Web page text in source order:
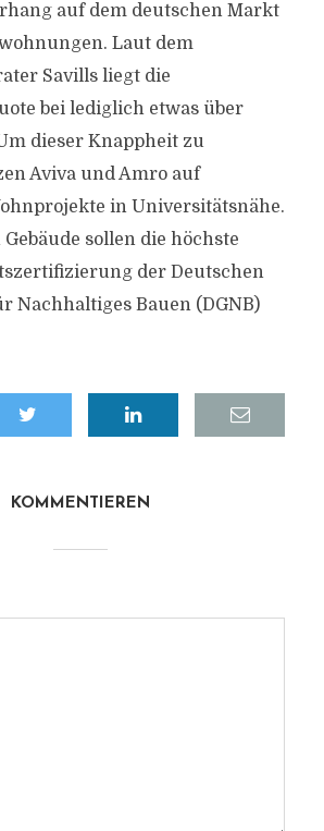
auf dem deutschen Markt
Laut dem
Savills liegt die
bei lediglich etwas über
dieser Knappheit zu
Aviva und Amro auf
in Universitätsnähe.
sollen die höchste
der Deutschen
Nachhaltiges Bauen (DGNB)
KOMMENTIEREN